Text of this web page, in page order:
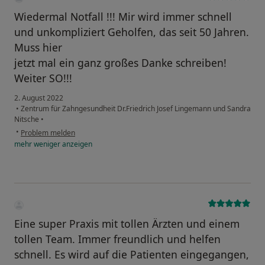
Wiedermal Notfall !!! Mir wird immer schnell
und unkompliziert Geholfen, das seit 50 Jahren.
Muss hier
jetzt mal ein ganz großes Danke schreiben!
Weiter SO!!!
2. August 2022
• Zentrum für Zahngesundheit Dr.Friedrich Josef Lingemann und Sandra
Nitsche •
• Problem melden
mehrwenigeranzeigen
Eine super Praxis mit tollen Ärzten und einem
tollen Team. Immer freundlich und helfen
schnell. Es wird auf die Patienten eingegangen,